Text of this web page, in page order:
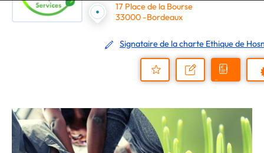
17 Place de la Bourse
33000 -Bordeaux
Signataire de la charte Ethique de
dossier
Nous
Demander